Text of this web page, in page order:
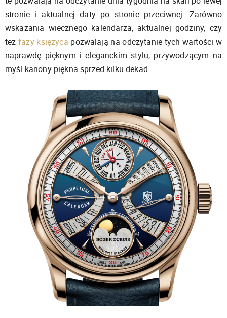
stronie i aktualnej daty po stronie przeciwnej. Zarówno
wskazania wiecznego kalendarza, aktualnej godziny, czy
teżfazy księżyca pozwalają na odczytanie tych wartości w
naprawdę pięknym i eleganckim stylu, przywodzącym na
myśl kanony piękna sprzed kilku dekad.